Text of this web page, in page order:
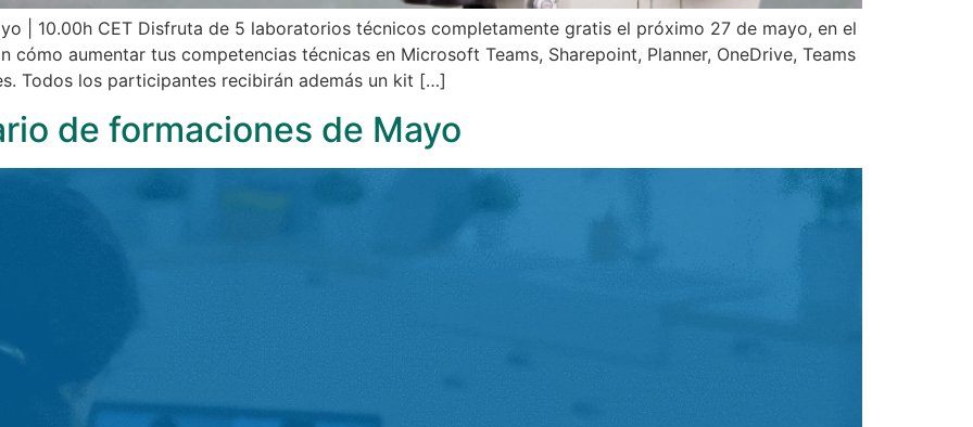
| 10.00h CET Disfruta de 5 laboratorios técnicos completamente gratis el próximo 27 de mayo, en el
aumentar tus competencias técnicas en Microsoft Teams, Sharepoint, Planner, OneDrive, Teams
Todos los participantes recibirán además un kit […]
de formaciones de Mayo